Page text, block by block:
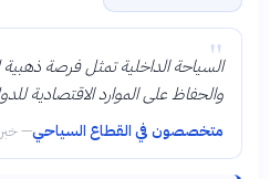
"
السياحة الداخلية تمثل فرصة ذهبية
والحفاظ على الموارد الاقتصادية
متخصصون في القطاع السياحي—